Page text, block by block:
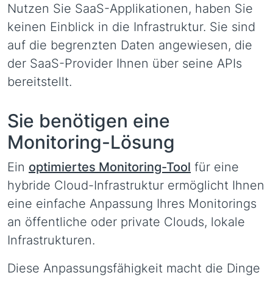
Nutzen Sie SaaS-Applikationen, haben Sie
keinen Einblick in die Infrastruktur. Sie sind
auf die begrenzten Daten angewiesen, die
der SaaS-Provider Ihnen über seine APIs
bereitstellt.
Sie benötigen eine
Monitoring-Lösung
Ein optimiertes Monitoring-Tool für eine
hybride Cloud-Infrastruktur ermöglicht Ihnen
eine einfache Anpassung Ihres Monitorings
an öffentliche oder private Clouds, lokale
Infrastrukturen.
Diese Anpassungsfähigkeit macht die Dinge